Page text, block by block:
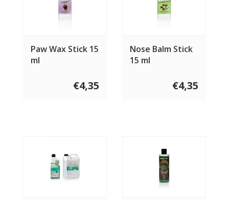
Paw Wax Stick 15
ml
€4,35
Nose Balm Stick
15 ml
€4,35